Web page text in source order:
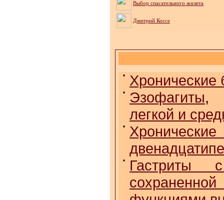
Выбор спасательного жилета
Дмитрий Коссе
• Хронические
• Эзофагиты
легкой и
•
•
Гастриты с